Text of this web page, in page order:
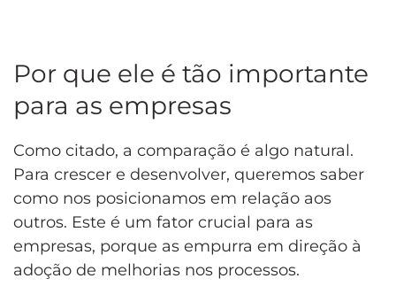
Por que ele é tão importante
para as empresas
Como citado, a comparação é algo natural.
Para crescer e desenvolver, queremos saber
como nos posicionamos em relação aos
outros. Este é um fator crucial para as
empresas, porque as empurra em direção à
adoção de melhorias nos processos.